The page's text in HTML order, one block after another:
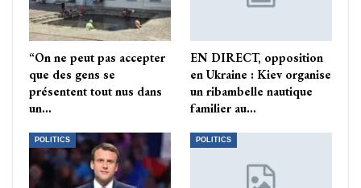
“On ne peut pas accepter
que des gens se
présentent tout nus dans
un…
EN DIRECT, opposition
en Ukraine : Kiev organise
un ribambelle nautique
familier au…
POLITICS POLITICS